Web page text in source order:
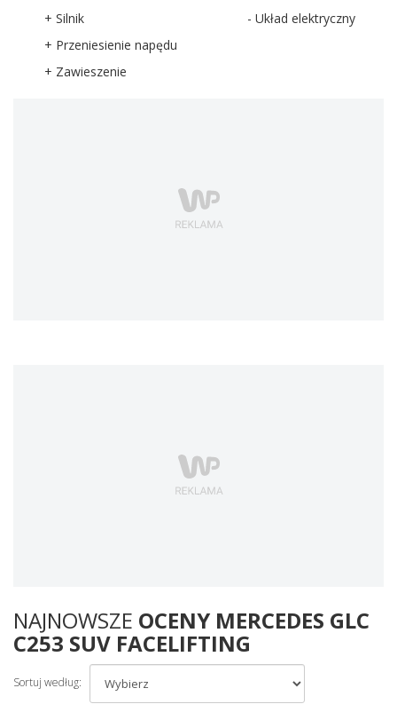
+ Silnik
+ Przeniesienie napędu
+ Zawieszenie
- Układ elektryczny
NAJNOWSZE OCENY MERCEDES GLC
C253 SUV FACELIFTING
Sortuj według: